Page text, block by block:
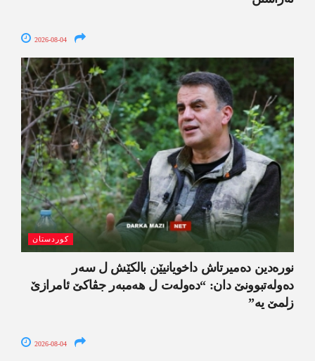
2026-08-04
کوردستان
نورەدین دەمیرتاش داخویانیێن بالکێش ل سەر
دەولەتبوونێ دان: “دەولەت ل ھەمبەر جڤاکێ ئامرازێ
زلمێ یە”
2026-08-04